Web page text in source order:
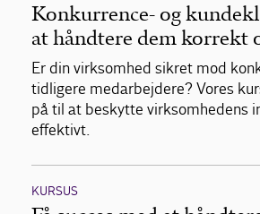
Konkurrence- og
at håndtere dem korrekt
Er din virksomhed sikret mod
tidligere medarbejdere? Vores
på til at beskytte virksomhedens
effektivt.
KURSUS